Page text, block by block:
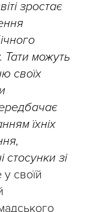
зростає
Тати можуть
своїх
їхніх
зі
своїй